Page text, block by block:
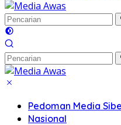
Pedoman Media
Nasional